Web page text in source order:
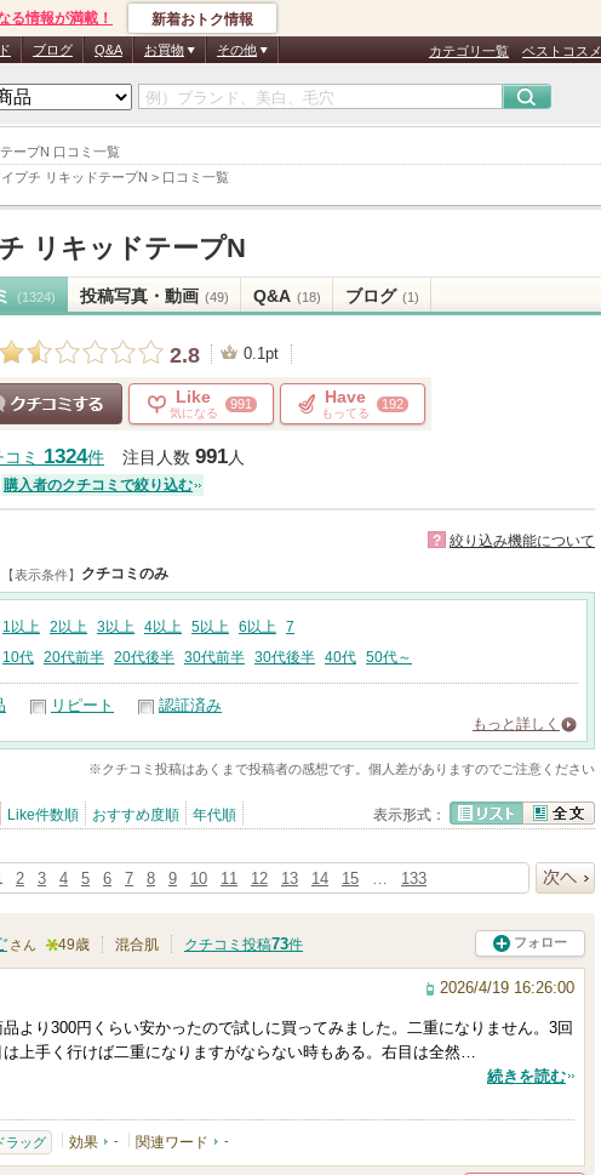
ープN 口コミ一覧
イプチ リキッドテープN > 口コミ一覧
る情報が満載！ 新着おトク情報
ブログ Q&A お買物 その他 カテゴリ一覧 ベストコスメ
リキッドテープN
(1324) 投稿写真・動画 (49) Q&A (18) ブログ (1)
2.8 0.1pt
Like
気になる
991 Have
もってる
192
コミ 1324件 注目人数 991人
購入者のクチコミで絞り込む
? 絞り込み機能について
【表示条件】 クチコミのみ
1以上 2以上 3以上 4以上 5以上 6以上
7
10代 20代前半 20代後半 30代前半 30代後半 40代 50代～
リピート 認証済み
もっと詳しく
※クチコミ投稿はあくまで投稿者の感想です。個人差がありますのでご注意ください
Like件数順 おすすめ度順 年代順 表示形式：
2 3 4 5 6 7 8 9 10 11 12 13 14 15 133
さん
5
以
上
メ
ン
49歳 混合肌 クチコミ投稿73件 フォロー
2026/4/19 16:26:00
より300円くらい安かったので試しに買ってみました。二重になりません。3回
上手く行けば二重になりますがならない時もある。右目は全然…
続きを読む
ラッグ 効果 - 関連ワード -